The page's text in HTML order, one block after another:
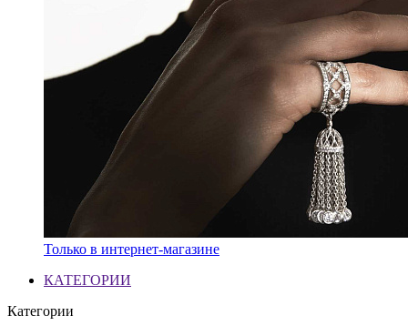
Только в интернет-магазине
КАТЕГОРИИ
Категории